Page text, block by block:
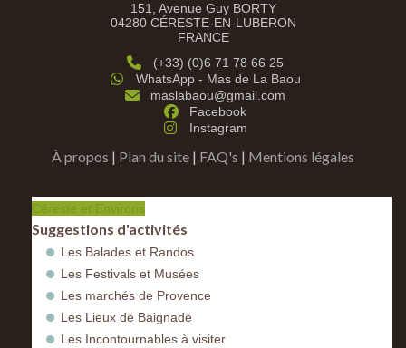
151, Avenue Guy BORTY
04280 CÉRESTE-EN-LUBERON
FRANCE
(+33) (0)6 71 78 66 25
WhatsApp - Mas de La Baou
maslabaou@gmail.com
Facebook
Instagram
À propos | Plan du site | FAQ's | Mentions légales
Suggestions d'activités
Les Balades et Randos
Les Festivals et Musées
Les marchés de Provence
Les Lieux de Baignade
Les Incontournables à visiter